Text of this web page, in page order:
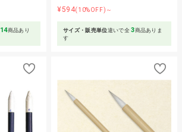
14商品あり
¥594(10%OFF)～
サイズ・販売単位違いで全3商品ありま
す